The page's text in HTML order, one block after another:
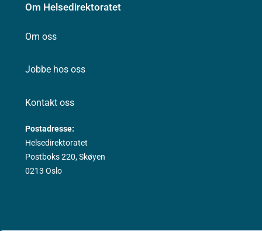
Om Helsedirektoratet
Om oss
Jobbe hos oss
Kontakt oss
Postadresse:
Helsedirektoratet
Postboks 220, Skøyen
0213 Oslo